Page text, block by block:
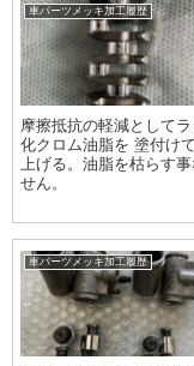
車パーツメッキ加工履歴
摩擦抵抗の軽減として
化クロム油脂を 塗付け
上げる。油脂を枯らす
せん。
車パーツメッキ加工履歴